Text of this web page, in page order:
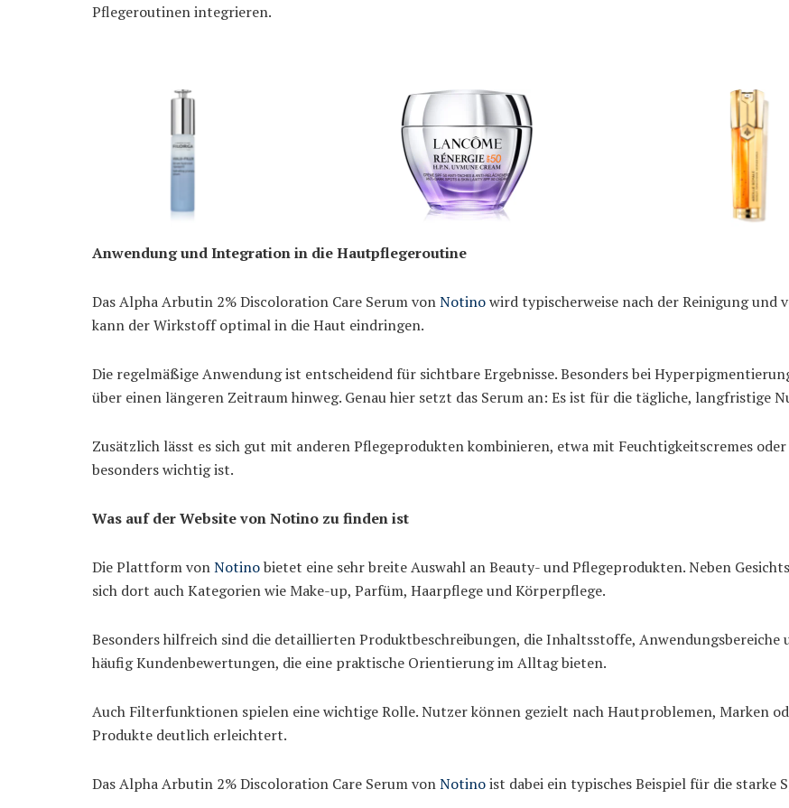
Pflegeroutinen integrieren.
Anwendung und Integration in die Hautpflegeroutine
Das Alpha Arbutin 2% Discoloration Care Serum vonNotinowird typischerweise nach der Reinigung und
kann der Wirkstoff optimal in die Haut eindringen.
Die regelmäßige Anwendung ist entscheidend für sichtbare Ergebnisse. Besonders bei
über einen längeren Zeitraum hinweg. Genau hier setzt das Serum an: Es ist für die tägliche, langfristige
Zusätzlich lässt es sich gut mit anderen Pflegeprodukten kombinieren, etwa mit Feuchtigkeitscremes
besonders wichtig ist.
Was auf der Website von Notino zu finden ist
Die Plattform vonNotinobietet eine sehr breite Auswahl an Beauty- und Pflegeprodukten. Neben
sich dort auch Kategorien wie Make-up, Parfüm, Haarpflege und Körperpflege.
Besonders hilfreich sind die detaillierten Produktbeschreibungen, die Inhaltsstoffe,
häufig Kundenbewertungen, die eine praktische Orientierung im Alltag bieten.
Auch Filterfunktionen spielen eine wichtige Rolle. Nutzer können gezielt nach Hautproblemen, Marken
Produkte deutlich erleichtert.
Das Alpha Arbutin 2% Discoloration Care Serum vonNotinoist dabei ein typisches Beispiel für die starke